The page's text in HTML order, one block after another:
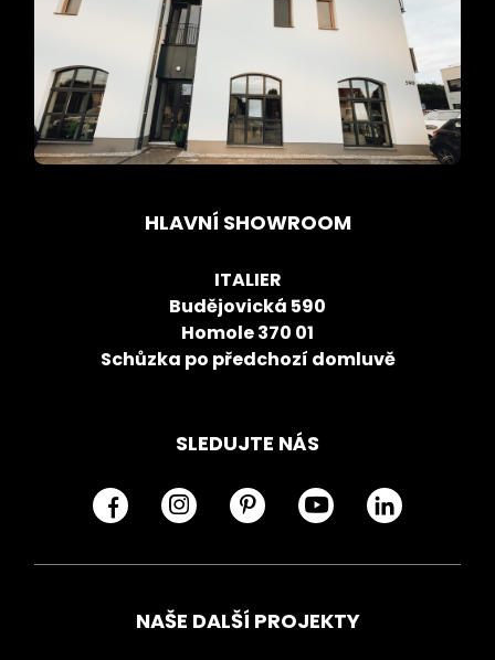
HLAVNÍ SHOWROOM
ITALIER
Budějovická 590
Homole 370 01
Schůzka po předchozí domluvě
SLEDUJTE NÁS
NAŠE DALŠÍ PROJEKTY